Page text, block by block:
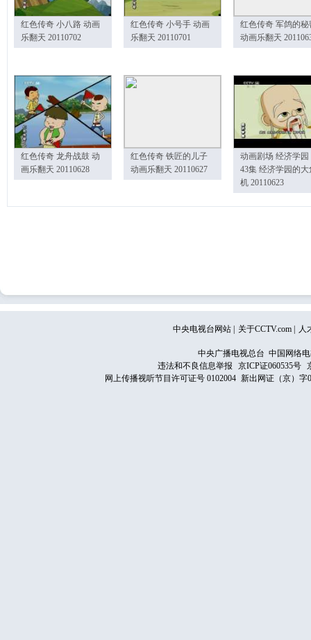
红色传奇 小八路 动画
乐翻天 20110702
红色传奇 小号手 动画
乐翻天 20110701
红色传奇 军鸽的秘
动画乐翻天
红色传奇 龙舟战鼓 动
画乐翻天 20110628
红色传奇 铁匠的儿子
动画乐翻天 20110627
动画剧场 经济学园
43集 经济学园的大
机 20110623
中央电视台网站 关于CCTV.com 人
中央广播电视总台 中国网络
违法和不良信息举报
京ICP证060535号
网上传播视听节目许可证号 0102004 新出网证（京）